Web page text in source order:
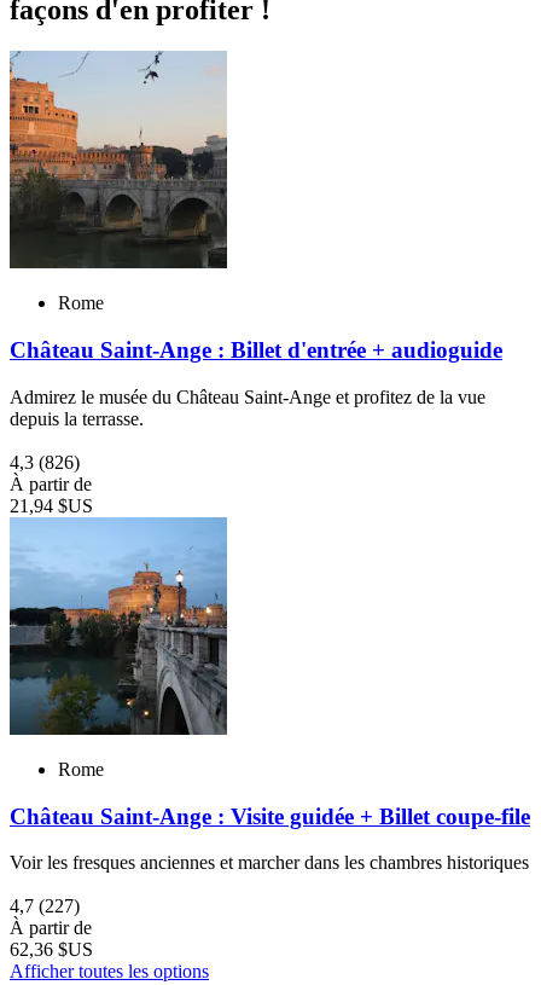
façons d'en profiter !
Rome
Château Saint-Ange : Billet d'entrée + audioguide
Admirez le musée du Château Saint-Ange et profitez de la vue
depuis la terrasse.
4,3 (826)
À partir de
21,94 $US
Rome
Château Saint-Ange : Visite guidée + Billet coupe-file
Voir les fresques anciennes et marcher dans les chambres historiques
4,7 (227)
À partir de
62,36 $US
Afficher toutes les options